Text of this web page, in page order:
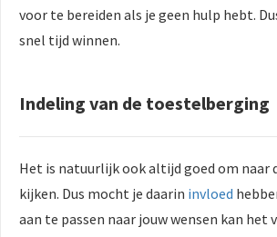
voor te bereiden als je geen hulp hebt.
snel tijd winnen.
Indeling van de toestelberging
Het is natuurlijk ook altijd goed om naar
kijken. Dus mocht je daarin invloed
aan te passen naar jouw wensen kan het